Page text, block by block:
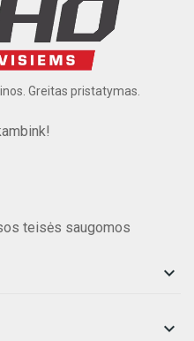
Greitas pristatymas.
teisės saugomos

